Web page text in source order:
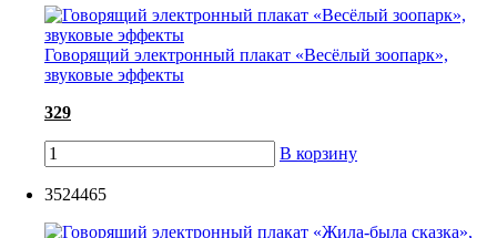
Говорящий электронный плакат «Весёлый зоопарк»,
звуковые эффекты
329
В корзину
3524465